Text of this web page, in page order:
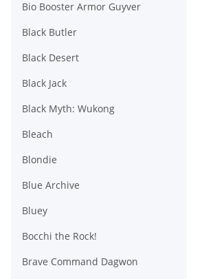
Bio Booster Armor Guyver
Black Butler
Black Desert
Black Jack
Black Myth: Wukong
Bleach
Blondie
Blue Archive
Bluey
Bocchi the Rock!
Brave Command Dagwon